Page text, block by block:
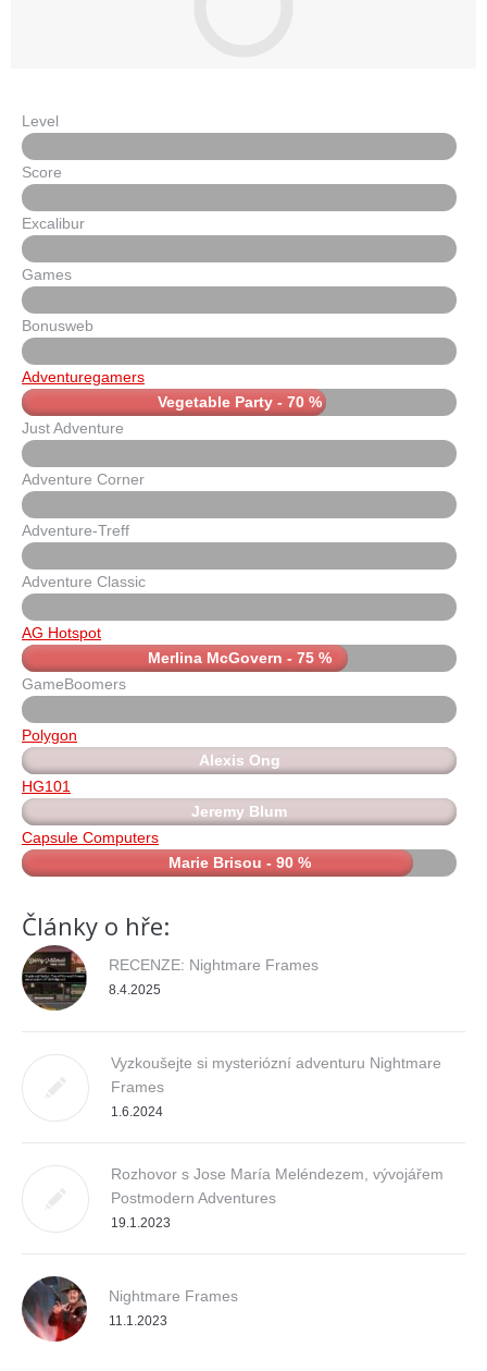
Level
Score
Excalibur
Games
Bonusweb
Adventuregamers
Vegetable Party - 70 %
Just Adventure
Adventure Corner
Adventure-Treff
Adventure Classic
AG Hotspot
Merlina McGovern - 75 %
GameBoomers
Polygon
Alexis Ong
HG101
Jeremy Blum
Capsule Computers
Marie Brisou - 90 %
Články o hře:
RECENZE: Nightmare Frames
8.4.2025
Vyzkoušejte si mysteriózní adventuru Nightmare
Frames
1.6.2024
Rozhovor s Jose María Meléndezem, vývojářem
Postmodern Adventures
19.1.2023
Nightmare Frames
11.1.2023